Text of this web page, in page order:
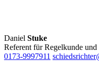
Daniel Stuke
Referent für Regelkunde und
0173-9997911